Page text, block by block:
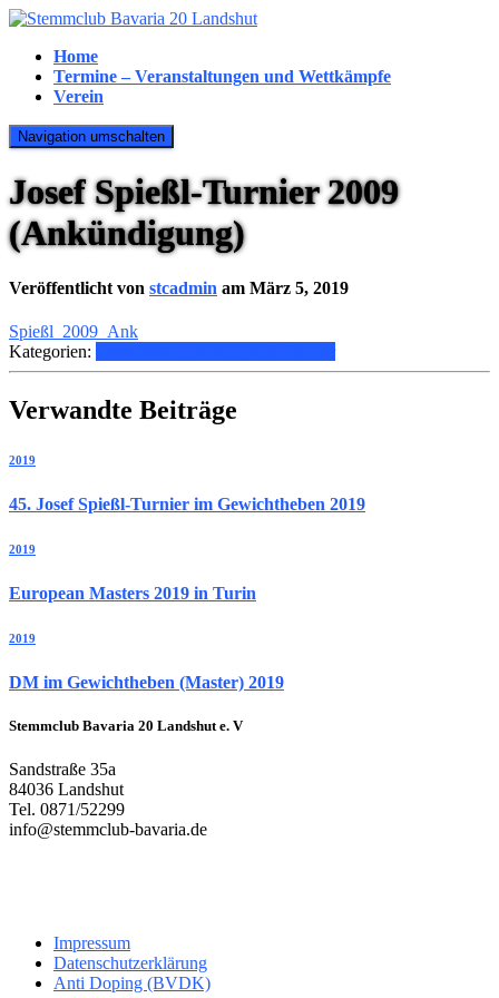
Home
Termine – Veranstaltungen und Wettkämpfe
Verein
Navigation umschalten
Josef Spießl-Turnier 2009
(Ankündigung)
Veröffentlicht von stcadmin am März 5, 2019
Spießl_2009_Ank
Kategorien:
Verwandte Beiträge
2019
45. Josef Spießl-Turnier im Gewichtheben 2019
2019
European Masters 2019 in Turin
2019
DM im Gewichtheben (Master) 2019
Stemmclub Bavaria 20 Landshut e. V
Sandstraße 35a
84036 Landshut
Tel. 0871/52299
info@stemmclub-bavaria.de
Impressum
Datenschutzerklärung
Anti Doping (BVDK)